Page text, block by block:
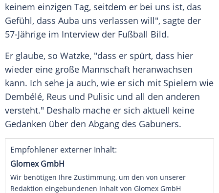
keinem einzigen Tag, seitdem er bei uns ist, das
Gefühl, dass Auba uns verlassen will", sagte der
57-Jährige im Interview der Fußball Bild.
Er glaube, so Watzke, "dass er spürt, dass hier
wieder eine große Mannschaft heranwachsen
kann. Ich sehe ja auch, wie er sich mit Spielern wie
Dembélé, Reus und Pulisic und all den anderen
versteht." Deshalb mache er sich aktuell keine
Gedanken über den Abgang des Gabuners.
Empfohlener externer Inhalt:
Glomex GmbH
Wir benötigen Ihre Zustimmung, um den von unserer
Redaktion eingebundenen Inhalt von Glomex GmbH